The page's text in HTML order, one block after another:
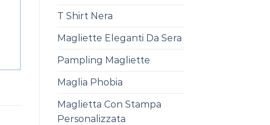
T Shirt Nera
Magliette Eleganti Da Sera
Pampling Magliette
Maglia Phobia
Maglietta Con Stampa
Personalizzata